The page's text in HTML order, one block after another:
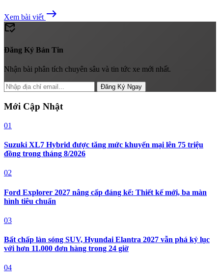
Xem bài viết east
mark_email_read
Đăng Ký Bản Tin
Nhận bài phân tích chuyên sâu và tin tức xe mới nhất.
Đăng Ký Ngay
Mới Cập Nhật
01
Suzuki XL7 Hybrid được tăng mức khuyến mại lên 75 triệu
đồng trong tháng 8/2026
02
Ford Explorer 2027 nâng cấp đáng kể: Thiết kế mới, ba màn
hình tiêu chuẩn
03
Bất chấp làn sóng SUV, Hyundai Elantra 2027 vẫn phá kỷ lục
với hơn 11.000 đơn hàng trong 24 giờ
04